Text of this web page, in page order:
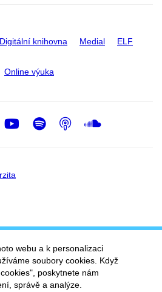
Digitální knihovna Medial ELF
Online výuka
Youtube
Spotify
Podcast
webu a k personalizaci
soubory cookies. Když
poskytnete nám
správě a analýze.